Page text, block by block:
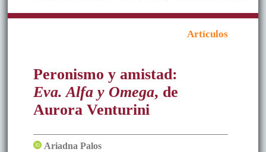
Artículos
Peronismo y amistad:
Eva. Alfa y Omega, de
Aurora Venturini
Ariadna Palos